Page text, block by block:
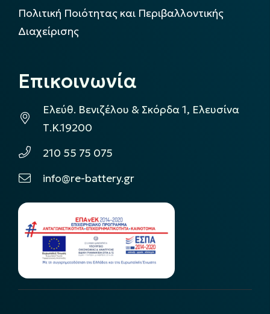
Πολιτική Ποιότητας και Περιβαλλοντικής
Διαχείρισης
Επικοινωνία
Ελεύθ. Βενιζέλου & Σκόρδα 1, Ελευσίνα
Τ.Κ.19200
210 55 75 075
info@re-battery.gr